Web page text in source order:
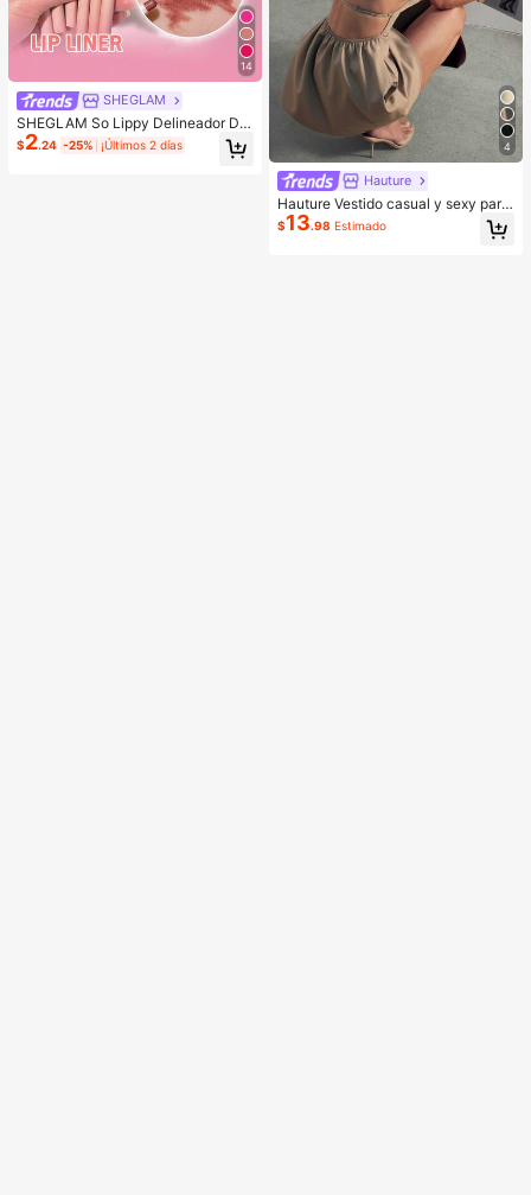
14
SHEGLAM
SHEGLAM So Lippy Delineador De
Labios-Misty Rose Lip Combo Mar
ca De Belleza CosméTica Maquillaj
$2.24 -25% ¡Últimos 2 días 4
Hauture
Hauture Vestido casual y sexy para
oficina con cuello cuadrado, delant
al frontal y bolsillos, con espalda ab
$13.98 Estimado